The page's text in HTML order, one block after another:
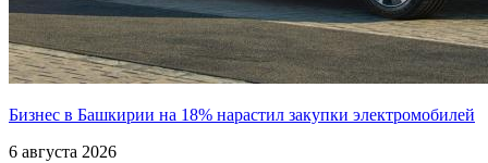
Бизнес в Башкирии на 18% нарастил закупки электромобилей
6 августа 2026